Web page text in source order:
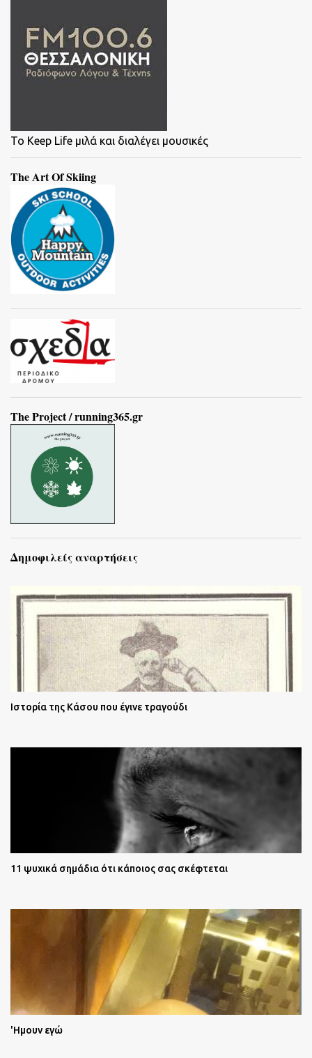
To Keep Life μιλά και διαλέγει μουσικές
The Art Of Skiing
The Project / running365.gr
Δημοφιλείς αναρτήσεις
Ιστορία της Κάσου που έγινε τραγούδι
11 ψυχικά σημάδια ότι κάποιος σας σκέφτεται
'Ημουν εγώ